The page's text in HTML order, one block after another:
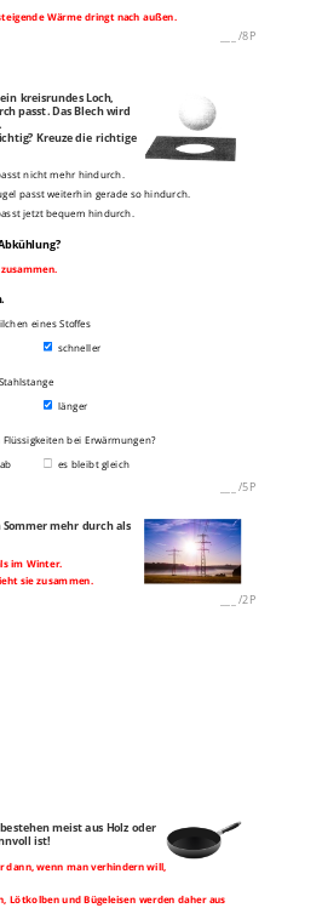
Wärme dringt nach außen.
/8P
kreisrundes Loch,
passt. Das Blech wird
Kreuze die richtige
nicht mehr hindurch.
passt weiterhin gerade so hindurch.
jetzt bequem hindurch.
eines Stoffes
schneller
länger
bei Erwärmungen?
es bleibt gleich
/5P
mehr durch als
im Winter.
sie zusammen.
/2P
meist aus Holz oder
ist!
dann, wenn man verhindern will,
Lötkolben und Bügeleisen werden daher aus